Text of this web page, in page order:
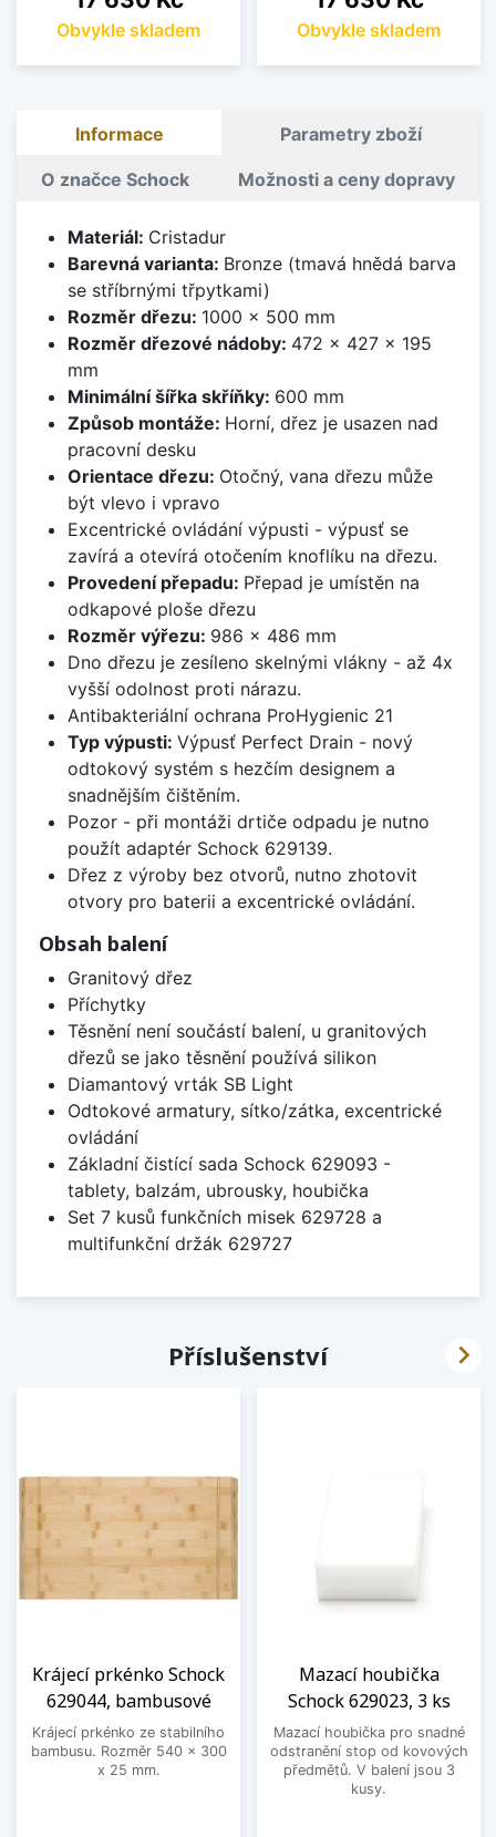
Obvykle skladem Obvykle skladem
Informace Parametry zboží
O značce Schock Možnosti a ceny dopravy
Materiál: Cristadur
Barevná varianta: Bronze (tmavá hnědá barva
se stříbrnými třpytkami)
Rozměr dřezu: 1000 x 500 mm
Rozměr dřezové nádoby: 472 x 427 x 195
mm
Minimální šířka skříňky: 600 mm
Způsob montáže: Horní, dřez je usazen nad
pracovní desku
Orientace dřezu: Otočný, vana dřezu může
být vlevo i vpravo
Excentrické ovládání výpusti - výpusť se
zavírá a otevírá otočením knoflíku na dřezu.
Provedení přepadu: Přepad je umístěn na
odkapové ploše dřezu
Rozměr výřezu: 986 x 486 mm
Dno dřezu je zesíleno skelnými vlákny - až 4x
vyšší odolnost proti nárazu.
Antibakteriální ochrana ProHygienic 21
Typ výpusti: Výpusť Perfect Drain - nový
odtokový systém s hezčím designem a
snadnějším čištěním.
Pozor - při montáži drtiče odpadu je nutno
použít adaptér Schock 629139.
Dřez z výroby bez otvorů, nutno zhotovit
otvory pro baterii a excentrické ovládání.
Obsah balení
Granitový dřez
Příchytky
Těsnění není součástí balení, u granitových
dřezů se jako těsnění používá silikon
Diamantový vrták SB Light
Odtokové armatury, sítko/zátka, excentrické
ovládání
Základní čistící sada Schock 629093 -
tablety, balzám, ubrousky, houbička
Set 7 kusů funkčních misek 629728 a
multifunkční držák 629727
Příslušenství
Krájecí prkénko Schock
629044, bambusové
Krájecí prkénko ze stabilního
bambusu. Rozměr 540 x 300
x 25 mm.
Mazací houbička
Schock 629023, 3 ks
Mazací houbička pro snadné
odstranění stop od kovových
předmětů. V balení jsou 3
kusy.
